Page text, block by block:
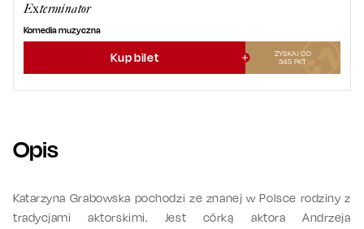
Exterminator
Komedia muzyczna
Kup bilet
ZYSKAJ OD
345 PKT
Opis
Katarzyna Grabowska pochodzi ze znanej w Polsce rodziny z
tradycjami aktorskimi. Jest córką aktora Andrzeja